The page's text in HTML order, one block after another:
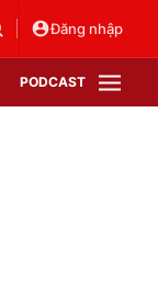
Đăng nhập
PODCAST